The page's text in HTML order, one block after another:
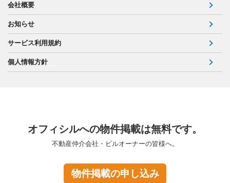
会社概要
お知らせ
サービス利用規約
個人情報方針
オフィシルへの物件掲載は無料です。
不動産仲介会社・ビルオーナーの皆様へ。
物件掲載の申し込み